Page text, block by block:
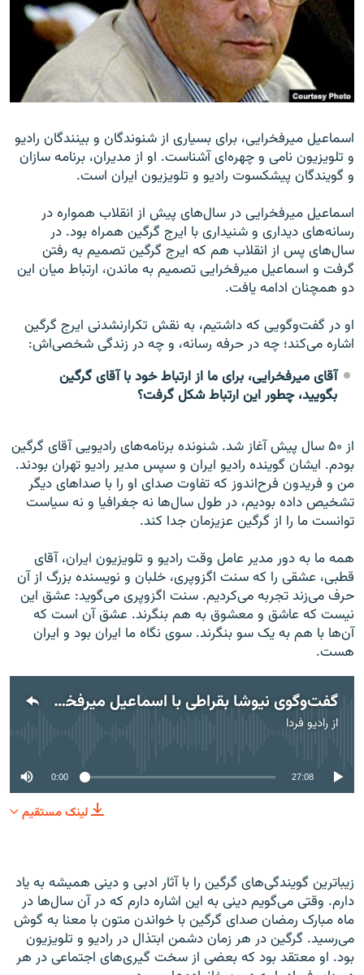
زبان‌های دیگر
اسماعیل میرفخرایی، برای بسیاری از شنوندگان و بینندگان رادیو
و تلویزیون نامی و چهره‌ای آشناست. او از مدیران، برنامه سازان
و گویندگان پیشکسوت رادیو و تلویزیون ایران است.
اسماعیل میرفخرایی در سال‌های پیش از انقلاب همواره در
رسانه‌های دیداری و شنیداری با ایرج گرگین همراه بود. در
سال‌های پس از انقلاب هم که ایرج گرگین تصمیم به رفتن
گرفت و اسماعیل میرفخرایی تصمیم به ماندن، ارتباط میان این
دو همچنان ادامه یافت.
او در گفت‌و‌گویی که داشتیم، به نقش تکرارنشدنی ایرج گرگین
اشاره می‌کند؛ چه در حرفه رسانه، و چه در زندگی شخصی‌اش:
آقای میرفخرایی، برای ما از ارتباط خود با آقای گرگین
بگویید، چطور این ارتباط شکل گرفت؟
از ۵۰ سال پیش آغاز شد. شنونده برنامه‌های رادیویی آقای گرگین
بودم. ایشان گوینده رادیو ایران و سپس مدیر رادیو تهران بودند.
من و فریدون فرح‌اندوز که تفاوت صدای او را با صداهای دیگر
تشخیص داده بودیم، در طول سال‌ها نه جغرافیا و نه سیاست
توانست ما را از گرگین عزیزمان جدا کند.
همه ما به دور مدیر عامل وقت رادیو و تلویزیون ایران، آقای
قطبی، عشقی را که سنت اگزوپری، خلبان و نویسنده بزرگ از آن
حرف می‌زند تجربه می‌کردیم. سنت اگزوپری می‌گوید: عشق این
نیست که عاشق و معشوق به هم بنگرند. عشق آن است که
آن‌ها با هم به یک سو بنگرند. سوی نگاه ما ایران بود و ایران
هست.
گفت‌وگوی نیوشا بقراطی با اسماعیل میرفخرایی در مورد زندگی و میراث ایرج گرگین
ازرادیو فردا
0:00 27:08
لینک مستقیم
زیبا‌ترین گویندگی‌های گرگین را با آثار ادبی و دینی همیشه به یاد
دارم. وقتی می‌گویم دینی به این اشاره دارم که در آن سال‌ها در
ماه مبارک رمضان صدای گرگین با خواندن متون با معنا به گوش
می‌رسید. گرگین در هر زمان دشمن ابتذال در رادیو و تلویزیون
بود. او معتقد بود که بعضی از سخت گیری‌های اجتماعی در هر